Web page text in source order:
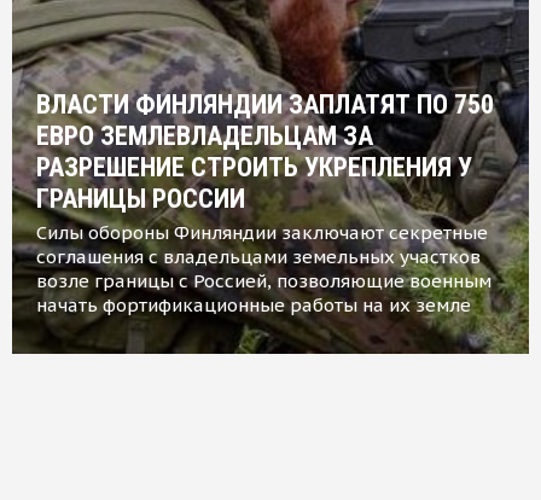
ВЛАСТИ ФИНЛЯНДИИ ЗАПЛАТЯТ ПО 750
ЕВРО ЗЕМЛЕВЛАДЕЛЬЦАМ ЗА
РАЗРЕШЕНИЕ СТРОИТЬ УКРЕПЛЕНИЯ У
ГРАНИЦЫ РОССИИ
Силы обороны Финляндии заключают секретные
соглашения с владельцами земельных участков
возле границы с Россией, позволяющие военным
начать фортификационные работы на их земле